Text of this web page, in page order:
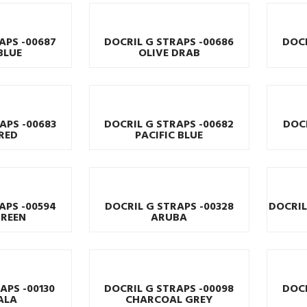
-00687 DOCRIL G STRAPS -00686
OLIVE DRAB
-00683 DOCRIL G STRAPS -00682
PACIFIC BLUE
-00594 DOCRIL G STRAPS -00328
ARUBA
-00130 DOCRIL G STRAPS -00098
CHARCOAL GREY